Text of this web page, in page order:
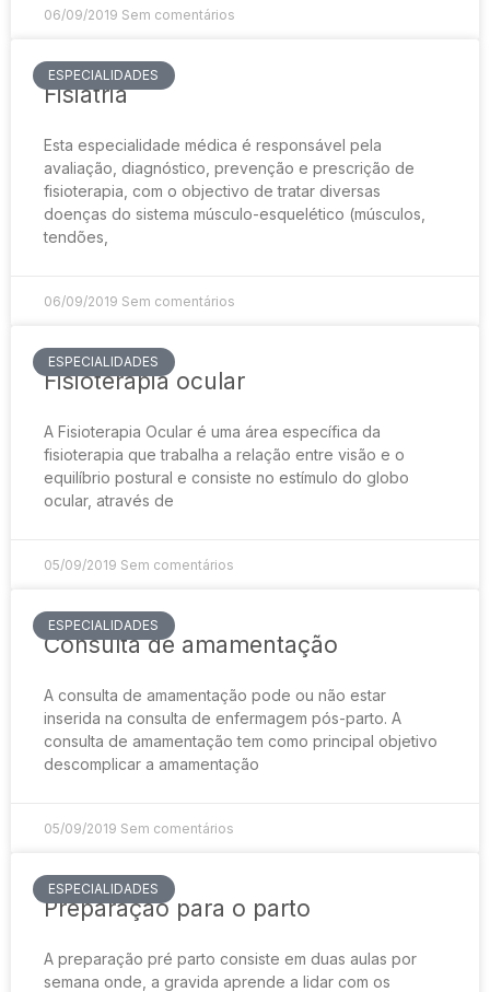
06/09/2019 Sem comentários
ESPECIALIDADES
Fisiatria
Esta especialidade médica é responsável pela
avaliação, diagnóstico, prevenção e prescrição de
fisioterapia, com o objectivo de tratar diversas
doenças do sistema músculo-esquelético (músculos,
tendões,
06/09/2019 Sem comentários
ESPECIALIDADES
Fisioterapia ocular
A Fisioterapia Ocular é uma área específica da
fisioterapia que trabalha a relação entre visão e o
equilíbrio postural e consiste no estímulo do globo
ocular, através de
05/09/2019 Sem comentários
ESPECIALIDADES
Consulta de amamentação
A consulta de amamentação pode ou não estar
inserida na consulta de enfermagem pós-parto. A
consulta de amamentação tem como principal objetivo
descomplicar a amamentação
05/09/2019 Sem comentários
ESPECIALIDADES
Preparação para o parto
A preparação pré parto consiste em duas aulas por
semana onde, a gravida aprende a lidar com os